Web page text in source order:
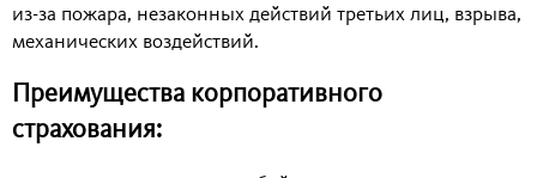
из-за пожара, незаконных действий третьих лиц, взрыва,
механических воздействий.
Преимущества корпоративного
страхования: